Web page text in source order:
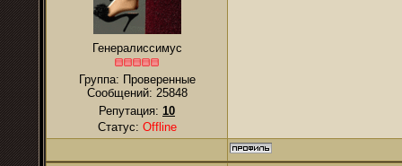
Генералиссимус
Группа: Проверенные
Сообщений: 25848
Репутация: 10
Статус: Offline